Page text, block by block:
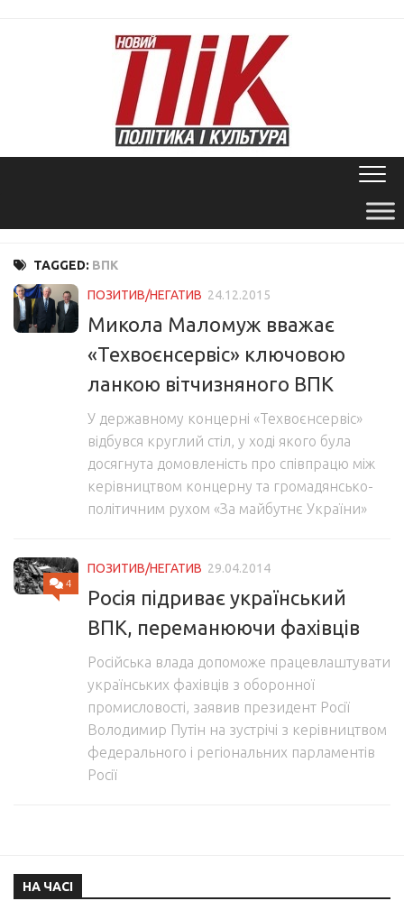
TAGGED: ВПК
ПОЗИТИВ/НЕГАТИВ 24.12.2015
Микола Маломуж вважає
«Техвоєнсервіс» ключовою
ланкою вітчизняного ВПК
У державному концерні «Техвоєнсервіс»
відбувся круглий стіл, у ході якого була
досягнута домовленість про співпрацю між
керівництвом концерну та громадянсько-
політичним рухом «За майбутнє України»
4
ПОЗИТИВ/НЕГАТИВ 29.04.2014
Росія підриває український
ВПК, переманюючи фахівців
Російська влада допоможе працевлаштувати
українських фахівців з оборонної
промисловості, заявив президент Росії
Володимир Путін на зустрічі з керівництвом
федерального і регіональних парламентів
Росії
НА ЧАСІ